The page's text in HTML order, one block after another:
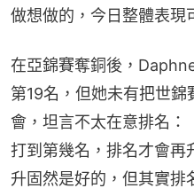
做想做的，今日整體表現
在亞錦賽奪銅後，
第19名，但她未有把世
會，坦言不太在意排名：
打到第幾名，排名才會再
升固然是好的，但其實排